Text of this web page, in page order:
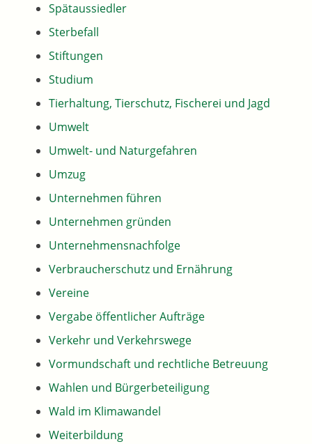
Spätaussiedler
Sterbefall
Stiftungen
Studium
Tierhaltung, Tierschutz, Fischerei und Jagd
Umwelt
Umwelt- und Naturgefahren
Umzug
Unternehmen führen
Unternehmen gründen
Unternehmensnachfolge
Verbraucherschutz und Ernährung
Vereine
Vergabe öffentlicher Aufträge
Verkehr und Verkehrswege
Vormundschaft und rechtliche Betreuung
Wahlen und Bürgerbeteiligung
Wald im Klimawandel
Weiterbildung